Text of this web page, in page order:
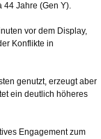
44 Jahre (Gen Y).
vor dem Display,
Konflikte in
genutzt, erzeugt aber
ein deutlich höheres
Engagement zum